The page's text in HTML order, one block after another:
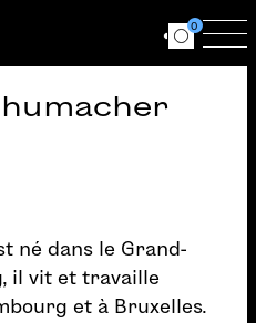
Ouvrir le
0
né dans le Grand-
il vit et travaille
et à Bruxelles.